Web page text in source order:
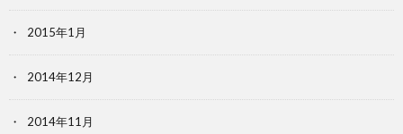
2015年1月
2014年12月
2014年11月